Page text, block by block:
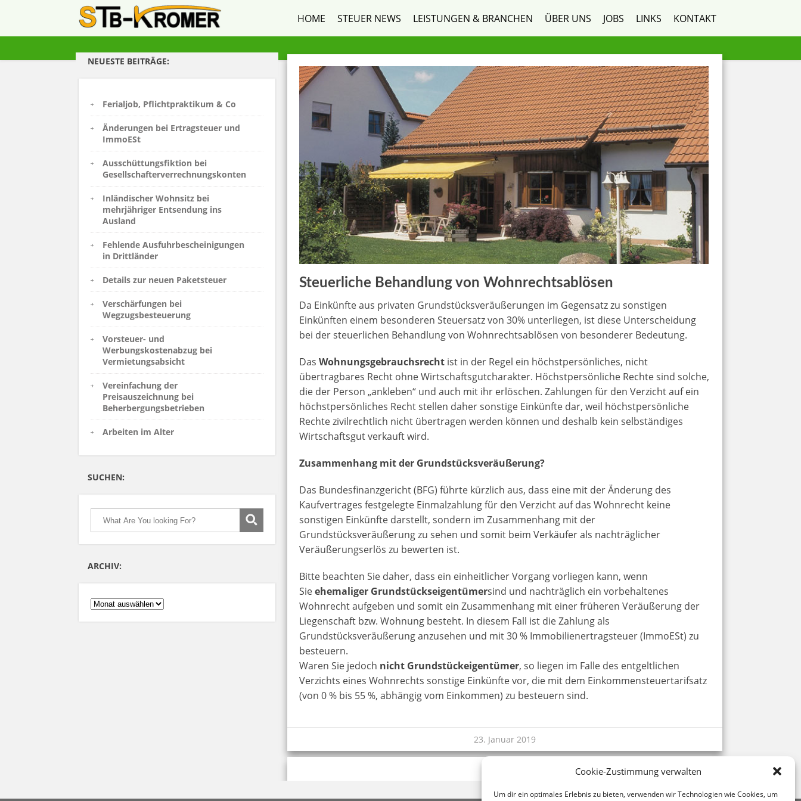
Cookie-Zustimmung verwalten
Um dir ein optimales Erlebnis zu bieten, verwenden wir Technologien wie Cookies, um
HOME STEUER NEWS LEISTUNGEN & BRANCHEN ÜBER UNS JOBS LINKS KONTAKT
NEUESTE BEITRÄGE:
Ferialjob, Pflichtpraktikum & Co
Änderungen bei Ertragsteuer und
ImmoESt
Ausschüttungsfiktion bei
Gesellschafterverrechnungskonten
Inländischer Wohnsitz bei
mehrjähriger Entsendung ins
Ausland
Fehlende Ausfuhrbescheinigungen
in Drittländer
Details zur neuen Paketsteuer
Verschärfungen bei
Wegzugsbesteuerung
Vorsteuer- und
Werbungskostenabzug bei
Vermietungsabsicht
Vereinfachung der
Preisauszeichnung bei
Beherbergungsbetrieben
Arbeiten im Alter
SUCHEN:
ARCHIV:
ARCHIV:
Steuerliche Behandlung von Wohnrechtsablösen
Da Einkünfte aus privaten Grundstücksveräußerungen im Gegensatz zu sonstigen
Einkünften einem besonderen Steuersatz von 30% unterliegen, ist diese Unterscheidung
bei der steuerlichen Behandlung von Wohnrechtsablösen von besonderer Bedeutung.
DasWohnungsgebrauchsrecht ist in der Regel ein höchstpersönliches, nicht
übertragbares Recht ohne Wirtschaftsgutcharakter. Höchstpersönliche Rechte sind solche,
die der Person „ankleben“ und auch mit ihr erlöschen. Zahlungen für den Verzicht auf ein
höchstpersönliches Recht stellen daher sonstige Einkünfte dar, weil höchstpersönliche
Rechte zivilrechtlich nicht übertragen werden können und deshalb kein selbständiges
Wirtschaftsgut verkauft wird.
Zusammenhang mit der Grundstücksveräußerung?
Das Bundesfinanzgericht (BFG) führte kürzlich aus, dass eine mit der Änderung des
Kaufvertrages festgelegte Einmalzahlung für den Verzicht auf das Wohnrecht keine
sonstigen Einkünfte darstellt, sondern im Zusammenhang mit der
Grundstücksveräußerung zu sehen und somit beim Verkäufer als nachträglicher
Veräußerungserlös zu bewerten ist.
Bitte beachten Sie daher, dass ein einheitlicher Vorgang vorliegen kann, wenn
Sieehemaliger Grundstückseigentümersind und nachträglich ein vorbehaltenes
Wohnrecht aufgeben und somit ein Zusammenhang mit einer früheren Veräußerung der
Liegenschaft bzw. Wohnung besteht. In diesem Fall ist die Zahlung als
Grundstücksveräußerung anzusehen und mit 30 % Immobilienertragsteuer (ImmoESt) zu
besteuern.
Waren Sie jedoch nicht Grundstückeigentümer, so liegen im Falle des entgeltlichen
Verzichts eines Wohnrechts sonstige Einkünfte vor, die mit dem Einkommensteuertarifsatz
(von 0 % bis 55 %, abhängig vom Einkommen) zu besteuern sind.
23. Januar 2019